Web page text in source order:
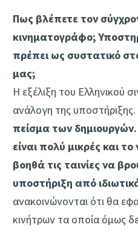
Πως βλέπετε τον
κινηματογράφο;
πρέπει ως συστατικό
μας;
Η εξέλιξη του Ελληνικού
ανάλογη της υποστήριξης.
πείσμα των
είναι πολύ μικρές και
βοηθά τις ταινίες να
υποστήριξη από
ανακοινώνονται ότι θα
κινήτρων τα οποία όμως